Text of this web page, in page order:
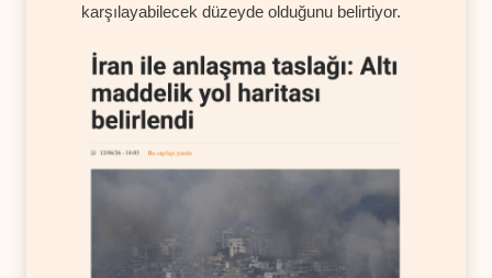
karşılayabilecek düzeyde olduğunu belirtiyor.